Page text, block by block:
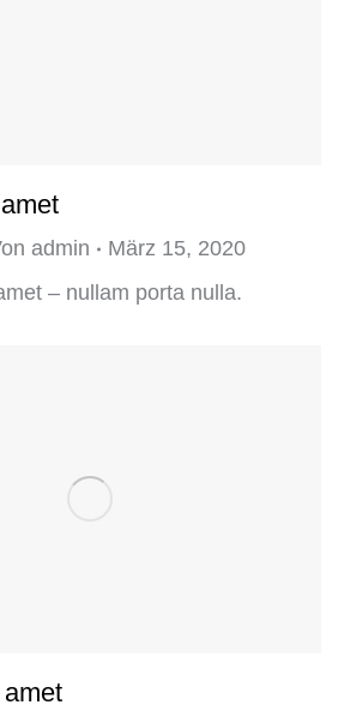
admin
März 15, 2020
– nullam porta nulla.